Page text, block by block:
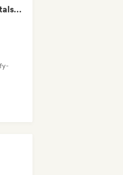
Hip Hop instrumentals - Underground boombap & Lo Fi Hip Hop (by Snaap)